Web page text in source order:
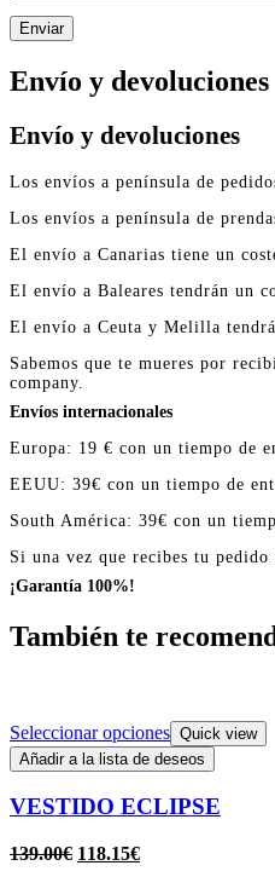
Enviar
Envío y devoluciones
Envío y devoluciones
Los envíos a península de
Los envíos a península de
El envío a Canarias tiene un
El envío a Baleares tendrán un
El envío a Ceuta y Melilla
Sabemos que te mueres por
company.
Envíos internacionales
Europa: 19 € con un tiempo de
EEUU: 39€ con un tiempo de
South América: 39€ con un
Si una vez que recibes tu
¡Garantía 100%!
También te
Seleccionar opciones Quick view
Añadir a la lista de deseos
VESTIDO ECLIPSE
139.00€ 118.15€